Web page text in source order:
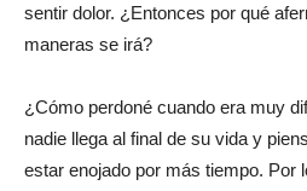
sentir dolor. ¿Entonces por qué
maneras se irá?
¿Cómo perdoné cuando era muy
nadie llega al final de su vida y
estar enojado por más tiempo. Por